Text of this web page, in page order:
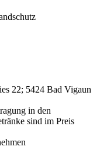
22; 5424 Bad Vigaun
in den
sind im Preis